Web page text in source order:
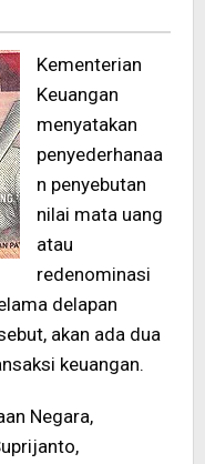
Kementerian
Keuangan
menyatakan
penyederhanaa
n penyebutan
nilai mata uang
atau
redenominasi
delapan
akan ada dua
keuangan.
Negara,